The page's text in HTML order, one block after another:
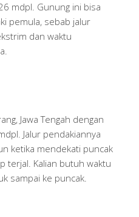
mdpl. Gunung ini bisa
pemula, sebab jalur
dan waktu
Jawa Tengah dengan
Jalur pendakiannya
ketika mendekati puncak
terjal. Kalian butuh waktu
sampai ke puncak.